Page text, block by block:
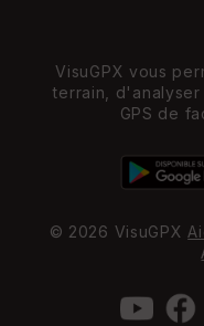
VisuGPX vous
terrain,
GPS de
© 2026 VisuGPX